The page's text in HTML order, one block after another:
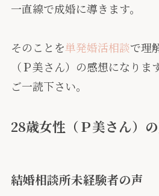
一直線で成婚に導きます。
そのことを単発婚活相談で理
（Ｐ美さん）の感想になります
ご一読下さい。
28歳女性（Ｐ美さん）
結婚相談所未経験者の声